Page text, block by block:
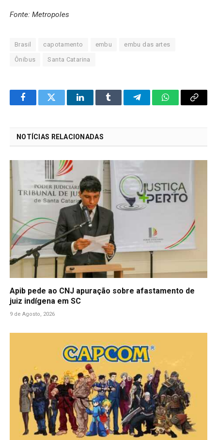
Fonte: Metropoles
Brasil capotamento embu embu das artes
Ônibus Santa Catarina
FacebookTwitter LinkedInTumblr TelegramWhatsApp
Copy
NOTÍCIAS RELACIONADAS
Apib pede ao CNJ apuração sobre afastamento de
juiz indígena em SC
9 de Agosto, 2026